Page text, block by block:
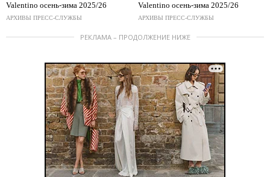
Valentino осень-зима 2025/26
АРХИВЫ ПРЕСС-СЛУЖБЫ
Valentino осень-зима 2025/26
АРХИВЫ ПРЕСС-СЛУЖБЫ
РЕКЛАМА – ПРОДОЛЖЕНИЕ НИЖЕ